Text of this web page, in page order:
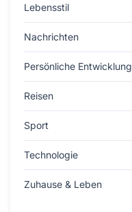
Lebensstil
Nachrichten
Persönliche Entwicklung
Reisen
Sport
Technologie
Zuhause & Leben